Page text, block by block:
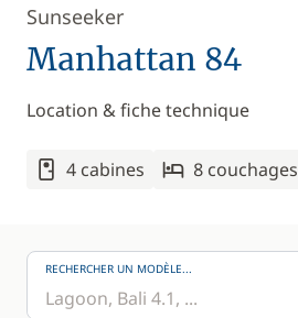
Sunseeker
Manhattan 84
Location & fiche technique
4 cabines 8 couchages
RECHERCHER UN MODÈLE...